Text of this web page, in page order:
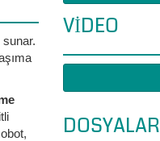
VIDEO
DOSYALAR